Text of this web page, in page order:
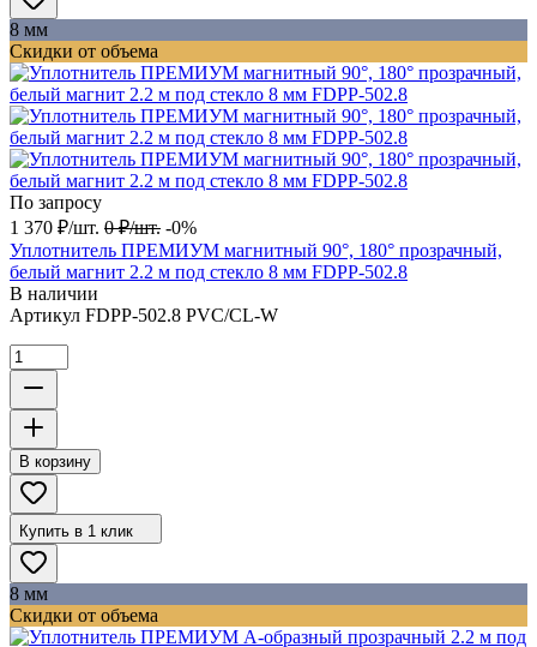
8 мм
Скидки от объема
По запросу
1 370 ₽/шт. 0 ₽/шт. -0%
Уплотнитель ПРЕМИУМ магнитный 90°, 180° прозрачный,
белый магнит 2.2 м под стекло 8 мм FDPP-502.8
В наличии
Артикул FDPP-502.8 PVC/CL-W
В корзину
Купить в 1 клик
8 мм
Скидки от объема